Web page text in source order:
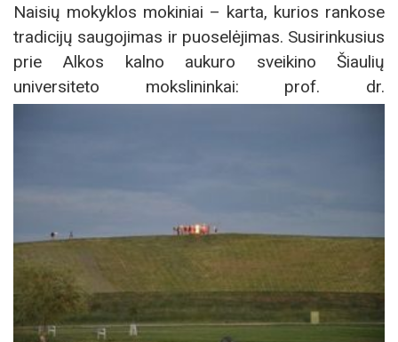
Naisių mokyklos mokiniai – karta, kurios rankose
tradicijų saugojimas ir puoselėjimas. Susirinkusius
prie Alkos kalno aukuro sveikino Šiaulių
universiteto mokslininkai: prof. dr.